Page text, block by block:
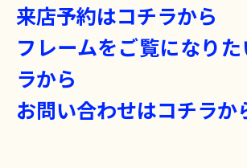
来店予約はコチラから
フレームをご覧になり
ラから
お問い合わせはコチラか